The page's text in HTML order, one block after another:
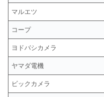
マルエツ
コープ
ヨドバシカメラ
ヤマダ電機
ビックカメラ